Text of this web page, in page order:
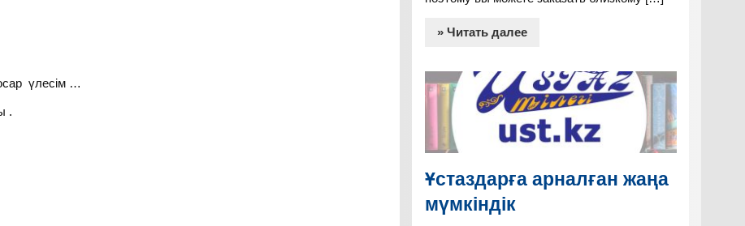
үлесім …
.
» Читать далее
Ұстаздарға арналған жаңа
мүмкіндік